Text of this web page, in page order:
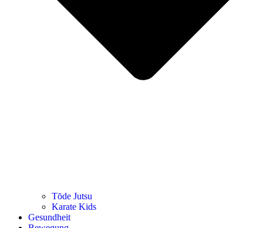
Tōde Jutsu
Kara­te Kids
Gesund­heit